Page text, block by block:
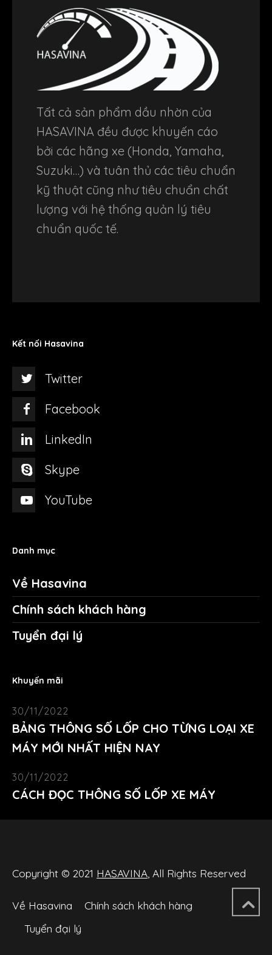
Tất cả sản phẩm dầu nhờn của
HASAVINA đều được khuyến cáo
bởi các hãng xe (Honda, Yamaha,
Suzuki…) và tuân thủ các tiêu chuẩn
kỹ thuật cũng như tiêu chuẩn chất
lượng với hệ thống quản lý tiêu
chuẩn quốc tế.
Kết nối Hasavina
Twitter
Facebook
LinkedIn
Skype
YouTube
Danh mục
Về Hasavina
Chính sách khách hàng
Tuyển đại lý
Khuyến mãi
30/11/2022
BẢNG THÔNG SỐ LỐP CHO TỪNG LOẠI XE
MÁY MỚI NHẤT HIỆN NAY
30/11/2022
CÁCH ĐỌC THÔNG SỐ LỐP XE MÁY
Copyright © 2021 HASAVINA , All Rights Reserved
Về Hasavina
Chính sách khách hàng
Tuyển đại lý